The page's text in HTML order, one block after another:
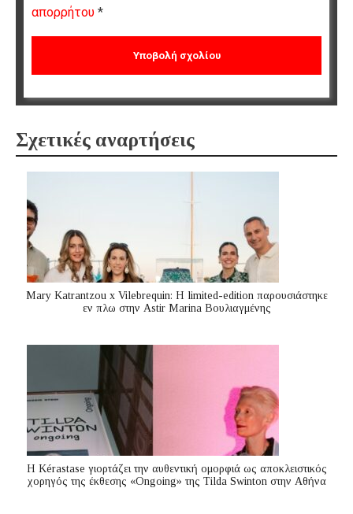
απορρήτου *
Σχετικές αναρτήσεις
Mary Katrantzou x Vilebrequin: Η limited-edition παρουσιάστηκε
εν πλω στην Astir Marina Βουλιαγμένης
Η Kérastase γιορτάζει την αυθεντική ομορφιά ως αποκλειστικός
χορηγός της έκθεσης «Ongoing» της Tilda Swinton στην Αθήνα